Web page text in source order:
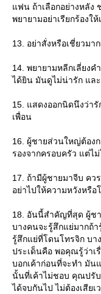
ฟน ถ้าเลือกอย่างหลัง
พยายามอย่าเรียกร้องใ
13. อย่าสั่งหรือเชี่ยวมา
14. พยายามหลีกเลี่ยงค
ได้ยิน มันดูไม่น่ารัก แล
15. แสดงออกนิดนึงว่า
เพื่อน
16. ผู้ชายส่วนใหญ่ต้อง
รองจากครอบครัว แต่ไ
17. ถ้ามีผู้ชายมาจีบ คว
อย่าไปให้ความหวังหรือ
18. อันนี้สำคัญที่สุด ผู้ชา
บางคนจะรู้สึกแย่มากถ้
รู้สึกแย่ที่โดนโทรจิก บ
ประเด็นคือ พอคุณรู้ว่าเ
บอกเค้าก่อนที่จะทำ มัน
นั้นที่เค้าไม่ชอบ คุณปรับ
ได้จบกันไป ไม่ต้องเสีย